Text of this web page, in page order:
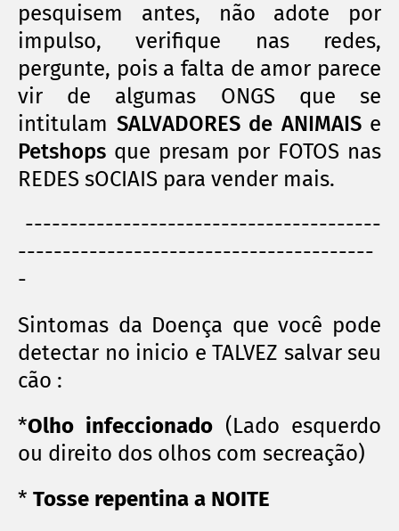
pesquisem antes, não adote por
impulso, verifique nas redes,
pergunte, pois a falta de amor parece
vir de algumas ONGS que se
intitulam SALVADORES de ANIMAISe
Petshops que presam por FOTOS nas
REDES sOCIAIS para vender mais.
----------------------------------------
----------------------------------------
-
Sintomas da Doença que você pode
detectar no inicio e TALVEZ salvar seu
cão :
*Olho infeccionado (Lado esquerdo
ou direito dos olhos com secreação)
* Tosse repentina a NOITE